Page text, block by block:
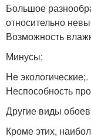
Большое
относительно
Возможность
Минусы:
Не экологические;.
Неспособность
Другие виды
Кроме этих,